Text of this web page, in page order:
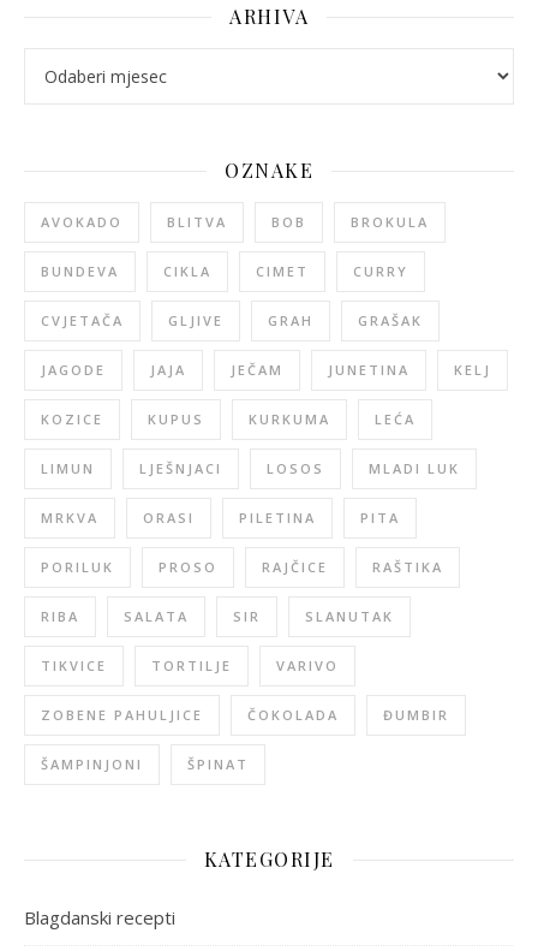
ARHIVA
OZNAKE
AVOKADO BLITVA BOB BROKULA
BUNDEVA CIKLA CIMET CURRY
CVJETAČA GLJIVE GRAH GRAŠAK
JAGODE JAJA JEČAM JUNETINA KELJ
KOZICE KUPUS KURKUMA LEĆA
LIMUN LJEŠNJACI LOSOS MLADI LUK
MRKVA ORASI PILETINA PITA
PORILUK PROSO RAJČICE RAŠTIKA
RIBA SALATA SIR SLANUTAK
TIKVICE TORTILJE VARIVO
ZOBENE PAHULJICE ČOKOLADA ĐUMBIR
ŠAMPINJONI ŠPINAT
KATEGORIJE
Blagdanski recepti